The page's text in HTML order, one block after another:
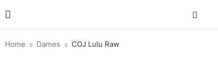
Home Dames COJ Lulu Raw